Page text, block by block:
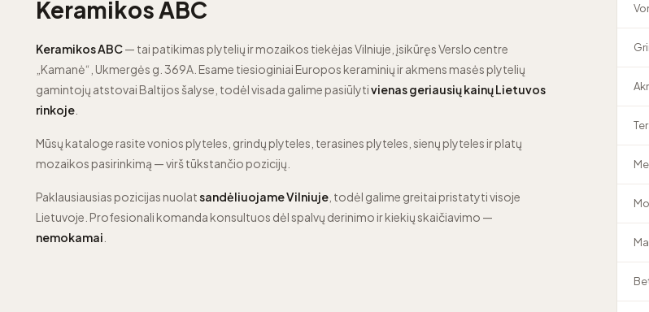
Keramikos ABC
Keramikos ABC— tai patikimas plytelių ir mozaikos tiekėjas Vilniuje, įsikūręs Verslo centre
„Kamanė“, Ukmergės g. 369A. Esame tiesioginiai Europos keraminių ir akmens masės plytelių
gamintojų atstovai Baltijos šalyse, todėl visada galime pasiūlytivienas geriausių kainų Lietuvos
rinkoje
Mūsų kataloge rasite vonios plyteles, grindų plyteles, terasines plyteles, sienų plyteles ir platų
mozaikos pasirinkimą — virš tūkstančio pozicijų.
Paklausiausias pozicijas nuolatsandėliuojame Vilniuje , todėl galime greitai pristatyti visoje
Lietuvoje. Profesionali komanda konsultuos dėl spalvų derinimo ir kiekių skaičiavimo —
nemokamai